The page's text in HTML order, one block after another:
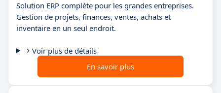
Solution ERP complète pour les grandes entreprises.
Gestion de projets, finances, ventes, achats et
inventaire en un seul endroit.
Voir plus de détails
En savoir plus